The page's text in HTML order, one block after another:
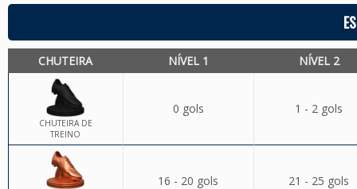
CHUTEIRA NÍVEL 1 NÍVEL 2
CHUTEIRA DE
TREINO
0 gols 1 - 2 gols
16 - 20 gols 21 - 25 gols